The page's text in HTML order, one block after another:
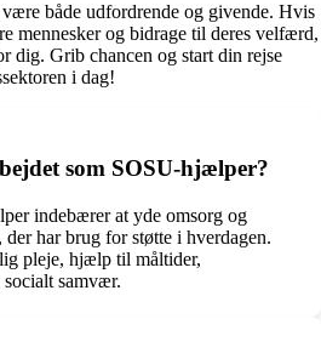
både udfordrende og givende. Hvis
mennesker og bidrage til deres velfærd,
dig. Grib chancen og start din rejse
i dag!
som SOSU-hjælper?
indebærer at yde omsorg og
har brug for støtte i hverdagen.
pleje, hjælp til måltider,
samvær.